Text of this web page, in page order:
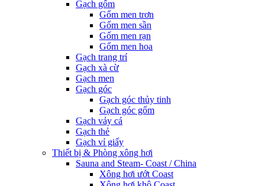
Gạch gốm
Gốm men trơn
Gốm men sần
Gốm men rạn
Gốm men hoa
Gạch trang trí
Gạch xà cừ
Gạch men
Gạch góc
Gạch góc thủy tinh
Gạch góc gốm
Gạch vảy cá
Gạch thẻ
Gạch vỉ giấy
Thiết bị & Phòng xông hơi
Sauna and Steam- Coast / China
Xông hơi ướt Coast